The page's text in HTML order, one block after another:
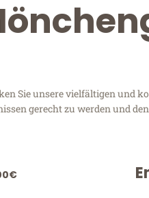
Sie unsere vielfältigen und
gerecht zu werden und